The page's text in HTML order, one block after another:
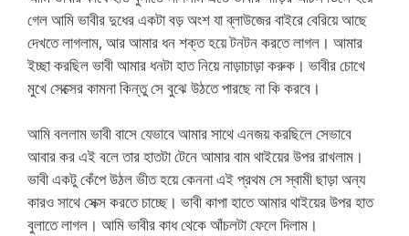
গেল আমি ভাবীর দুধের একটা বড় অংশ যা ব্লাউজের বাইরে বেরিয়ে আছে
দেখতে লাগলাম, আর আমার ধন শক্ত হয়ে টনটন করতে লাগল। আমার
ইচ্ছা করছিল ভাবী আমার ধনটা হাত নিয়ে নাড়াচাড়া করুক। ভাবীর চোখে
মুখে সেক্সের কামনা কিন্তু সে বুঝে উঠতে পারছে না কি করবে।
আমি বললাম ভাবী বাসে যেভাবে আমার সাথে এনজয় করছিলে সেভাবে
আবার কর এই বলে তার হাতটা টেনে আমার বাম থাইয়ের উপর রাখলাম।
ভাবী একটু কেঁপে উঠল ভীত হয়ে কেননা এই প্রথম সে স্বামী ছাড়া অন্য
কারও সাথে সেক্স করতে চাচ্ছে। ভাবী কাপা হাতে আমার থাইয়ের উপর হাত
বুলাতে লাগল। আমি ভাবীর কাধ থেকে আঁচলটা ফেলে দিলাম।